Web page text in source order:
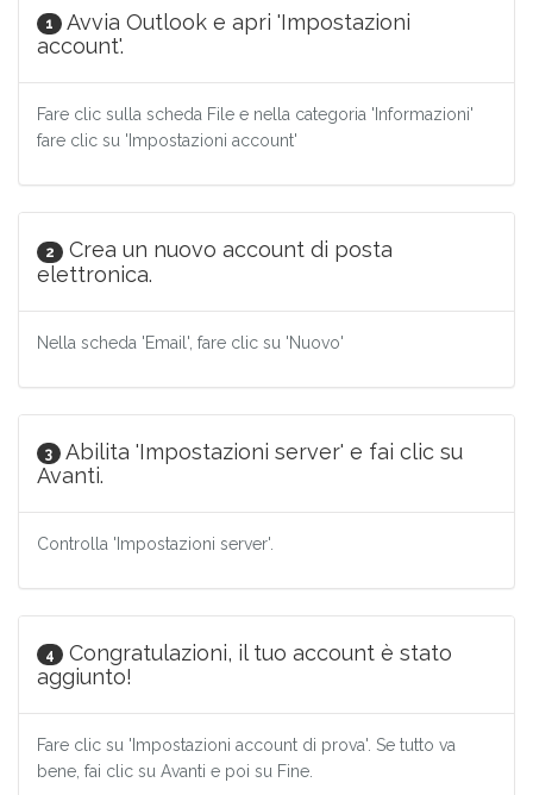
1
Avvia Outlook e apri 'Impostazioni
account'.
Fare clic sulla scheda File e nella categoria 'Informazioni'
fare clic su 'Impostazioni account'
2
Crea un nuovo account di posta
elettronica.
Nella scheda 'Email', fare clic su 'Nuovo'
3
Abilita 'Impostazioni server' e fai clic su
Avanti.
Controlla 'Impostazioni server'.
4
Congratulazioni, il tuo account è stato
aggiunto!
Fare clic su 'Impostazioni account di prova'. Se tutto va
bene, fai clic su Avanti e poi su Fine.